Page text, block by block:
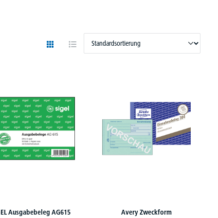
Ausgabebeleg AG615 Avery Zweckform